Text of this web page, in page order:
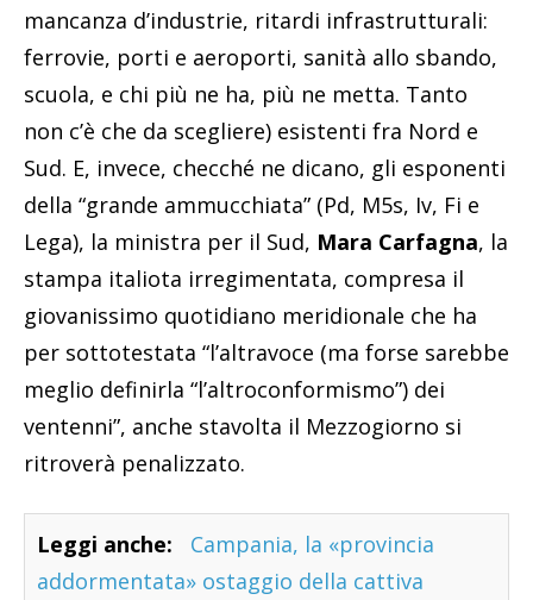
mancanza d’industrie, ritardi infrastrutturali:
ferrovie, porti e aeroporti, sanità allo sbando,
scuola, e chi più ne ha, più ne metta. Tanto
non c’è che da scegliere) esistenti fra Nord e
Sud. E, invece, checché ne dicano, gli esponenti
della “grande ammucchiata” (Pd, M5s, Iv, Fi e
Lega), la ministra per il Sud, Mara Carfagna, la
stampa italiota irregimentata, compresa il
giovanissimo quotidiano meridionale che ha
per sottotestata “l’altravoce (ma forse sarebbe
meglio definirla “l’altroconformismo”) dei
ventenni”, anche stavolta il Mezzogiorno si
ritroverà penalizzato.
Leggi anche:
Campania, la «provincia
addormentata» ostaggio della cattiva